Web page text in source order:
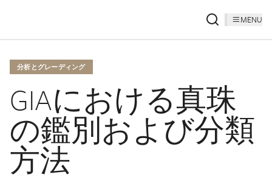
MENU
分析とグレーディング
GIAにおける真珠
の鑑別および分類
方法